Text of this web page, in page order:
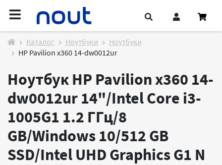
Каталог Ноутбуки
Ноутбуки
HP Pavilion x360 14-dw0012ur
Ноутбук HP Pavilion x360 14-
dw0012ur 14"/Intel Core i3-
1005G1 1.2 ГГц/8
GB/Windows 10/512 GB
SSD/Intel UHD Graphics G1 N